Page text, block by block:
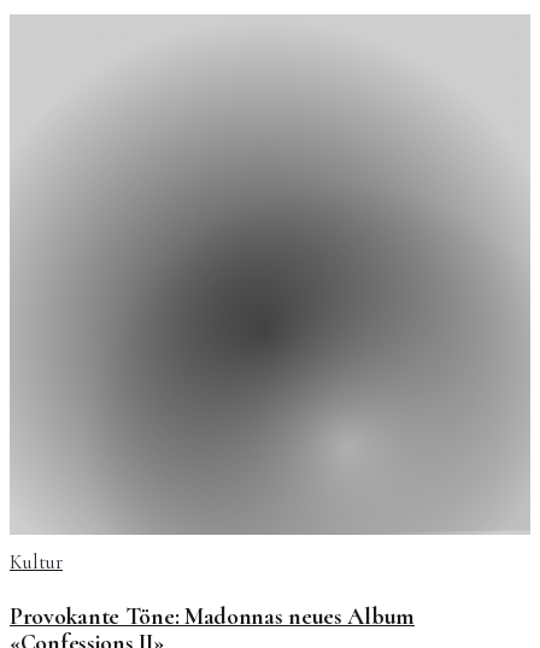
Kultur
Provokante Töne: Madonnas neues Album